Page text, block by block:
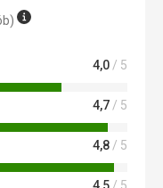
Łazienka
za
4,0 / 5
4,7 / 5
4,8 / 5
4,5 / 5